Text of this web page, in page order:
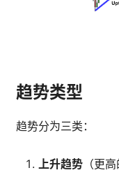
趋势类型
趋势分为三类：
上升趋势 （更